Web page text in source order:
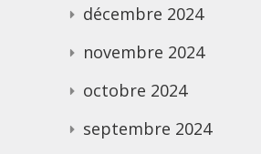
décembre 2024
novembre 2024
octobre 2024
septembre 2024